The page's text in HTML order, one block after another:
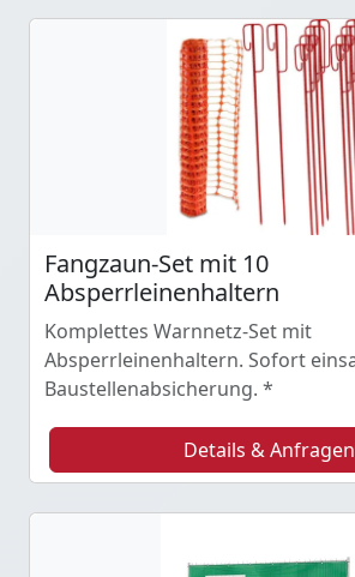
Fangzaun-Set mit 10
Absperrleinenhaltern
Komplettes Warnnetz-Set mit
Absperrleinenhaltern. Sofort
Baustellenabsicherung. *
Details & Anfragen